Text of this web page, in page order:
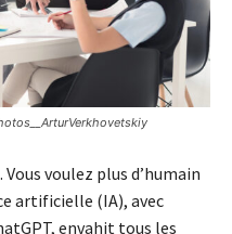
voulez plus d’humain
artificielle (IA), avec
envahit tous les